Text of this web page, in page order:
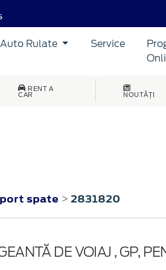
Auto Rulate Service
RENT A
CAR
NOUTĂȚI
spate > 2831820
DE VOIAJ , GP,